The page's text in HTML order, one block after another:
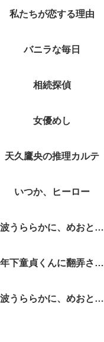
私たちが恋する理由
バニラな毎日
相続探偵
女優めし
天久鷹央の推理カルテ
いつか、ヒーロー
波うららかに、めおと日和
年下童貞くんに翻弄されてます
波うららかに、めおと日和